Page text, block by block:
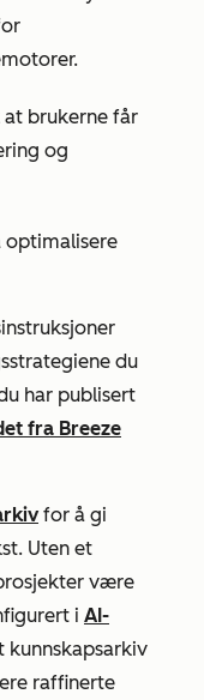
at brukerne får
og
optimalisere
du
har publisert
fra Breeze
for å gi
Uten et
være
i AI-
kunnskapsarkiv
raffinerte